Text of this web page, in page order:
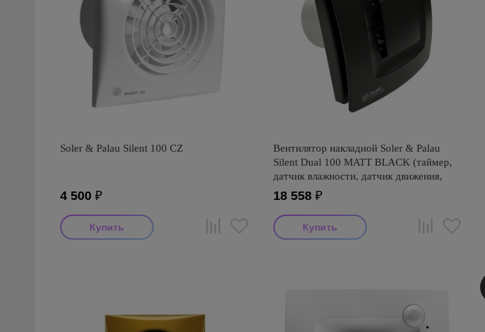
Soler & Palau Silent 100 CZ
4 500 ₽
Вентилятор накладной Soler & Palau
Silent Dual 100 MATT BLACK (таймер,
датчик влажности, датчик движения,
программируемый)
18 558₽